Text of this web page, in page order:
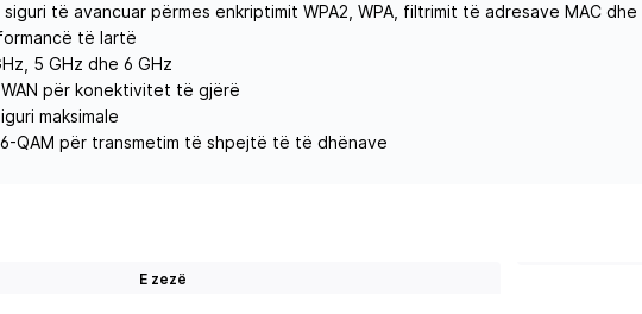
të avancuar përmes enkriptimit WPA2, WPA, filtrimit të adresave MAC
të lartë
5 GHz dhe 6 GHz
për konektivitet të gjërë
maksimale
QAM për transmetim të shpejtë të të dhënave
E zezë